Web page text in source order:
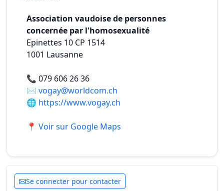
Association vaudoise de personnes
concernée par l'homosexualité
Epinettes 10 CP 1514
1001 Lausanne
📞 079 606 26 36
✉️ vogay@worldcom.ch
🌐 https://www.vogay.ch
📍 Voir sur Google Maps
Se connecter pour contacter